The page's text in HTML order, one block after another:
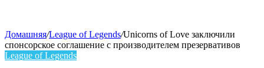
Домашняя/League of Legends/Unicorns of Love заключили
спонсорское соглашение с производителем презервативов
League of Legends